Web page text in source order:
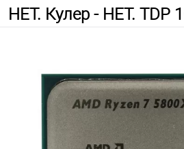
НЕТ. Кулер - НЕТ. TDP